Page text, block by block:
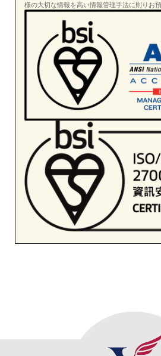
様の大切な情報を高い情報管理手法に則りお預